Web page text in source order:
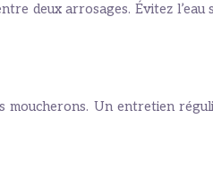
deux arrosages. Évitez
Un entretien